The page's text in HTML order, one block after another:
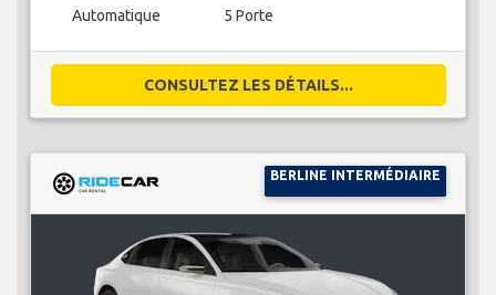
Automatique 5 Porte
CONSULTEZ LES DÉTAILS...
BERLINE INTERMÉDIAIRE